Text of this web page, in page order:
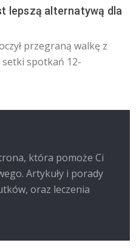
lepszą alternatywą dla
przegraną walkę z
setki spotkań 12-
która pomoże Ci
Artykuły i porady
oraz leczenia